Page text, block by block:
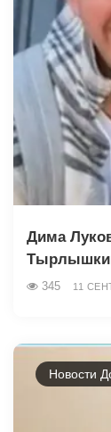
Дима
345 11
Новости